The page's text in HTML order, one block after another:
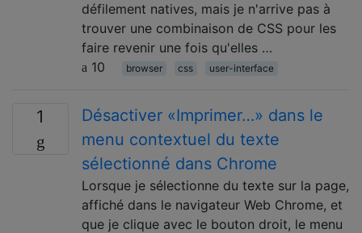
défilement natives, mais je n'arrive pas à
trouver une combinaison de CSS pour les
faire revenir une fois qu'elles …
10
browser css user-interface
1
Désactiver «Imprimer…» dans le
menu contextuel du texte
sélectionné dans Chrome
Lorsque je sélectionne du texte sur la page,
affiché dans le navigateur Web Chrome, et
que je clique avec le bouton droit, le menu